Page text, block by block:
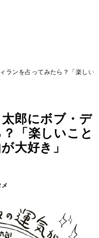
ランを占ってみたら？「楽しい
郎にボブ・デ
「楽しいこと
大好き」
メ